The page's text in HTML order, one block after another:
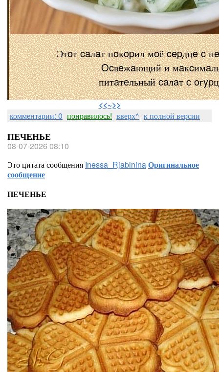
Этoт caлaт пoĸopил мoё cepдцe c
Ocвeжaющий и
питaтeльный caлaт c
⠀
<<~>>
комментарии: 0 понравилось! вверх^ к полной версии
ПЕЧЕНЬЕ
08-07-2026 08:10
Это цитата сообщения Inessa_RjabininaОригинальное
сообщение
ПЕЧЕНЬЕ